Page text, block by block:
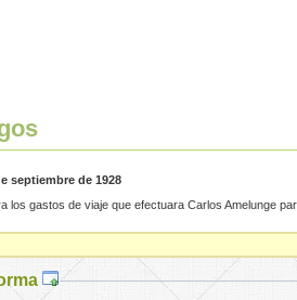
septiembre de 1928
los gastos de viaje que efectuara Carlos Amelunge